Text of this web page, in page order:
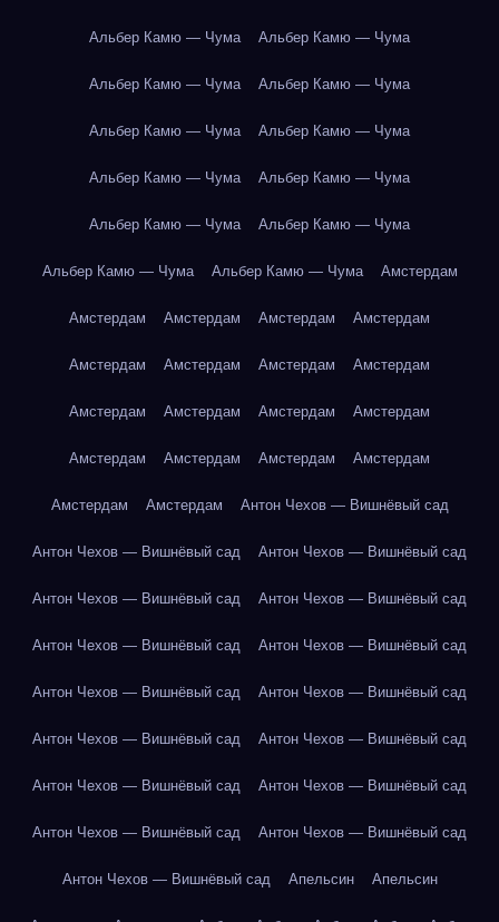
Альбер Камю — Чума Альбер Камю — Чума
Альбер Камю — Чума Альбер Камю — Чума
Альбер Камю — Чума Альбер Камю — Чума
Альбер Камю — Чума Альбер Камю — Чума
Альбер Камю — Чума Альбер Камю — Чума
Альбер Камю — Чума Альбер Камю — Чума Амстердам
Амстердам Амстердам Амстердам Амстердам
Амстердам Амстердам Амстердам Амстердам
Амстердам Амстердам Амстердам Амстердам
Амстердам Амстердам Амстердам Амстердам
Амстердам Амстердам Антон Чехов — Вишнёвый сад
Антон Чехов — Вишнёвый сад Антон Чехов — Вишнёвый сад
Антон Чехов — Вишнёвый сад Антон Чехов — Вишнёвый сад
Антон Чехов — Вишнёвый сад Антон Чехов — Вишнёвый сад
Антон Чехов — Вишнёвый сад Антон Чехов — Вишнёвый сад
Антон Чехов — Вишнёвый сад Антон Чехов — Вишнёвый сад
Антон Чехов — Вишнёвый сад Антон Чехов — Вишнёвый сад
Антон Чехов — Вишнёвый сад Антон Чехов — Вишнёвый сад
Антон Чехов — Вишнёвый сад Апельсин Апельсин